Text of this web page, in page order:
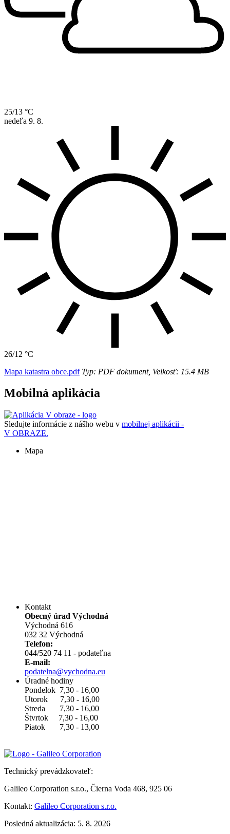
25/13 °C
nedeľa 9. 8.
26/12 °C
Mapa katastra obce.pdfTyp: PDF dokument, Velkosť: 15.4 MB
Mobilná aplikácia
Sledujte informácie z nášho webu v mobilnej aplikácii -
V OBRAZE.
Mapa
Kontakt
Obecný úrad Východná
Východná 616
032 32 Východná
Telefon:
044/520 74 11 - podateľna
E-mail:
podatelna@vychodna.eu
Úradné hodiny
Pondelok 7,30 - 16,00
Utorok 7,30 - 16,00
Streda 7,30 - 16,00
Štvrtok 7,30 - 16,00
Piatok 7,30 - 13,00
Technický prevádzkovateľ:
Galileo Corporation s.r.o., Čierna Voda 468, 925 06
Kontakt: Galileo Corporation s.r.o.
Posledná aktualizácia: 5. 8. 2026